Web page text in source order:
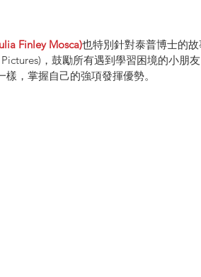
Finley Mosca)也特別針對泰普博士的
，鼓勵所有遇到學習困境的小朋
，掌握自己的強項發揮優勢。